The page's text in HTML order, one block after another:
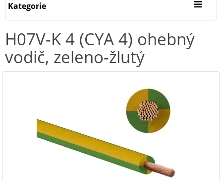
Kategorie
H07V-K 4 (CYA 4) ohebný
vodič, zeleno-žlutý